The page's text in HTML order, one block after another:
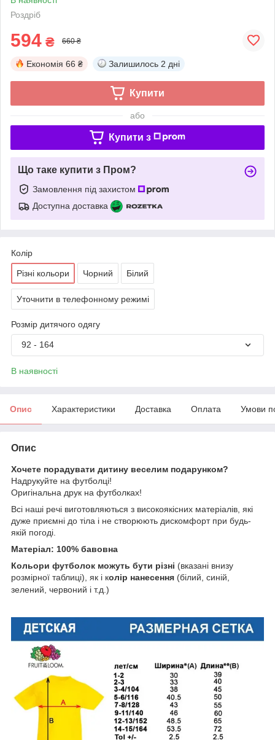
Роздріб
594 ₴ 660 ₴
Економія 66 ₴ Залишилось 2 дні
Купити
або
Купити з
Що таке купити з Пром?
Замовлення під захистом
Доступна доставка
Колір
Різні кольори Чорний Білий
Уточнити в телефонному режимі
Розмір дитячого одягу
92 - 164
В наявності
Опис Характеристики Доставка Оплата Умови
Опис
Хочете порадувати дитину веселим подарунком?
Надрукуйте на футболці!
Оригінальна друк на футболках!
Всі наші речі виготовляються з високоякісних матеріалів, які
дуже приємні до тіла і не створюють дискомфорт при будь-
якій погоді.
Матеріал: 100% бавовна
Кольори футболок можуть бути різні (вказані внизу
розмірної таблиці), як і колір нанесення (білий, синій,
зелений, червоний і т.д.)